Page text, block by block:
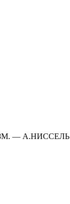
— А.НИССЕЛЬ